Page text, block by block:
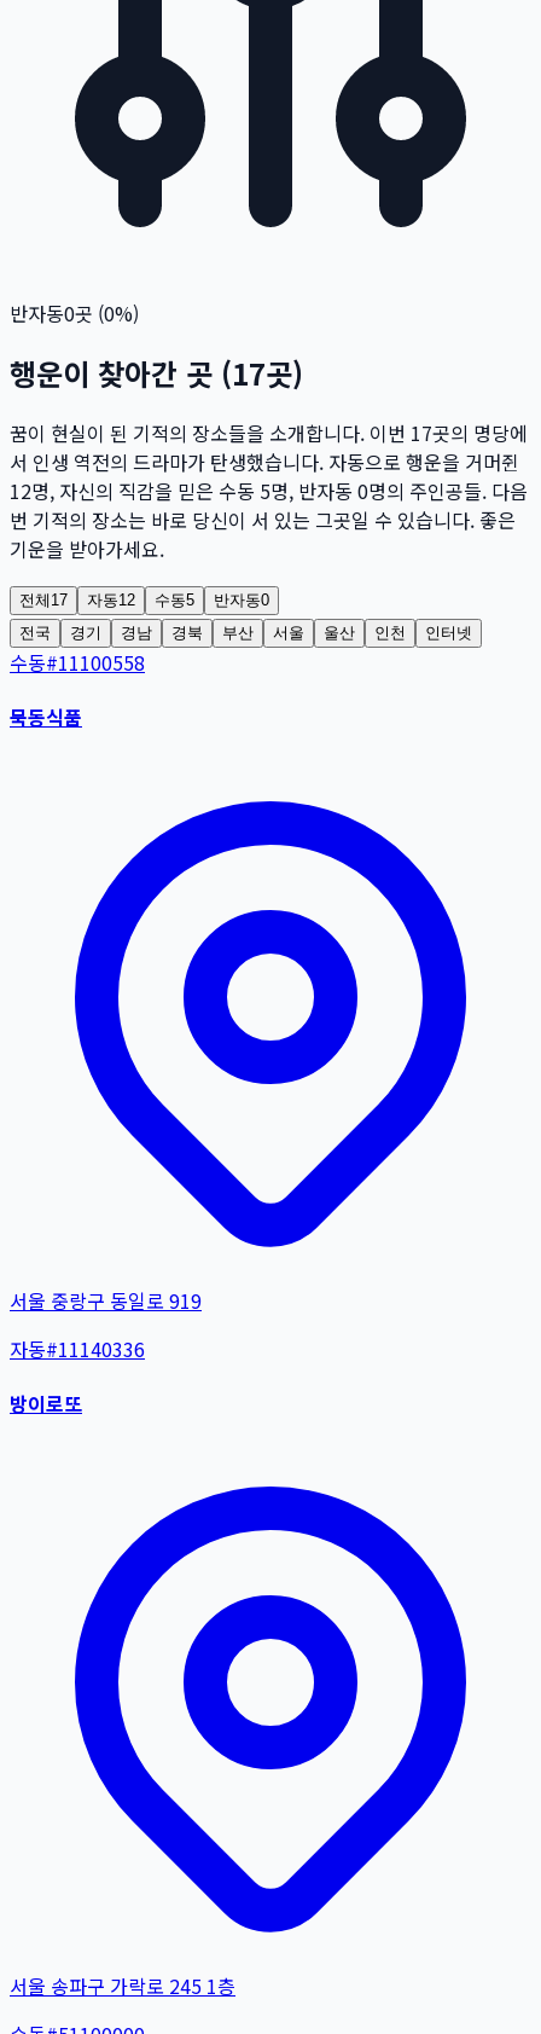
반자동0곳 (0%)
행운이 찾아간 곳 (17곳)
꿈이 현실이 된 기적의 장소들을 소개합니다. 이번 17곳의 명당에
서 인생 역전의 드라마가 탄생했습니다. 자동으로 행운을 거머쥔
12명, 자신의 직감을 믿은 수동 5명, 반자동 0명의 주인공들. 다음
번 기적의 장소는 바로 당신이 서 있는 그곳일 수 있습니다. 좋은
기운을 받아가세요.
전체 17 자동12 수동5 반자동0
전국
경기 경남 경북 부산 서울 울산 인천 인터넷
수동#11100558
묵동식품
서울 중랑구 동일로 919
자동#11140336
방이로또
서울 송파구 가락로 245 1층